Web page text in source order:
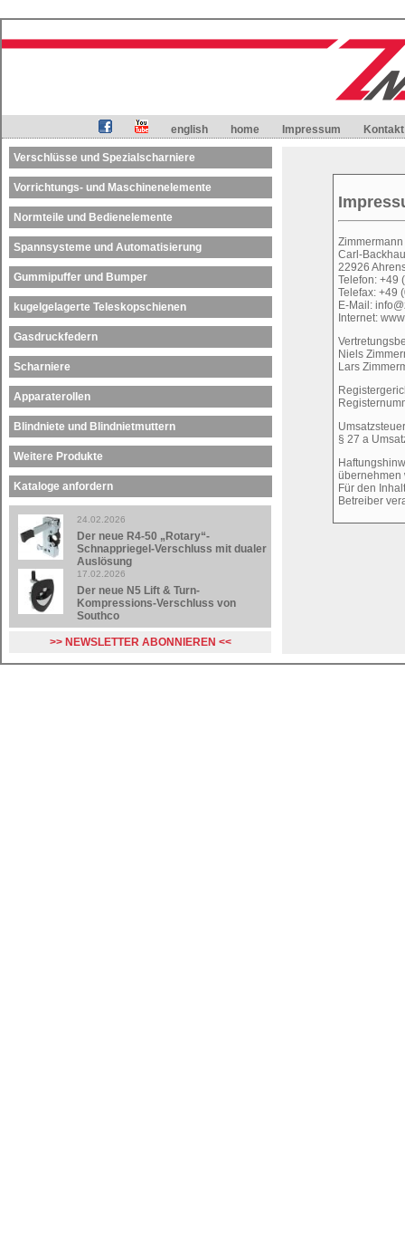
Carl-
22926
Telefon: +49
Telefax: +49
E-Mail:
Internet:
Niels
Lars
§ 27 a
übernehmen
Für den
Betreiber
Verschlüsse und Spezialscharniere
Vorrichtungs- und Maschinenelemente
Normteile und Bedienelemente
Spannsysteme und Automatisierung
Gummipuffer und Bumper
kugelgelagerte Teleskopschienen
Gasdruckfedern
Scharniere
Apparaterollen
Blindniete und Blindnietmuttern
Weitere Produkte
Kataloge anfordern
24.02.2026
Der neue R4-50 „Rotary“-
Schnappriegel-Verschluss mit dualer
Auslösung
17.02.2026
Der neue N5 Lift & Turn-
Kompressions-Verschluss von
Southco
>> NEWSLETTER ABONNIEREN <<
english home Impressum Kontakt